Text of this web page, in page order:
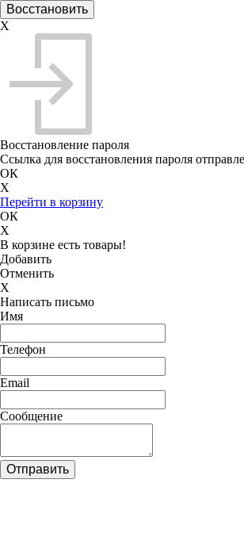
X
Восстановление пароля
Ссылка для восстановления пароля
ОК
X
Перейти в корзину
ОК
X
В корзине есть товары!
Добавить
Отменить
X
Написать письмо
Имя
Телефон
Email
Сообщение